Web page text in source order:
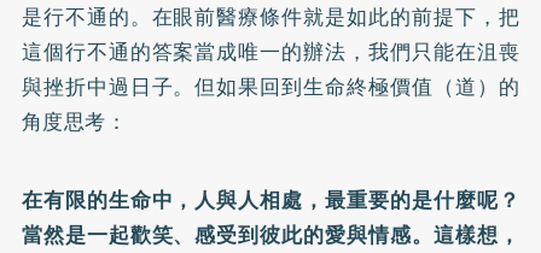
是行不通的。在眼前醫療條件就是如此的前提下，把
這個行不通的答案當成唯一的辦法，我們只能在沮喪
與挫折中過日子。但如果回到生命終極價值（道）的
角度思考：
在有限的生命中，人與人相處，最重要的是什麼呢？
當然是一起歡笑、感受到彼此的愛與情感。這樣想，